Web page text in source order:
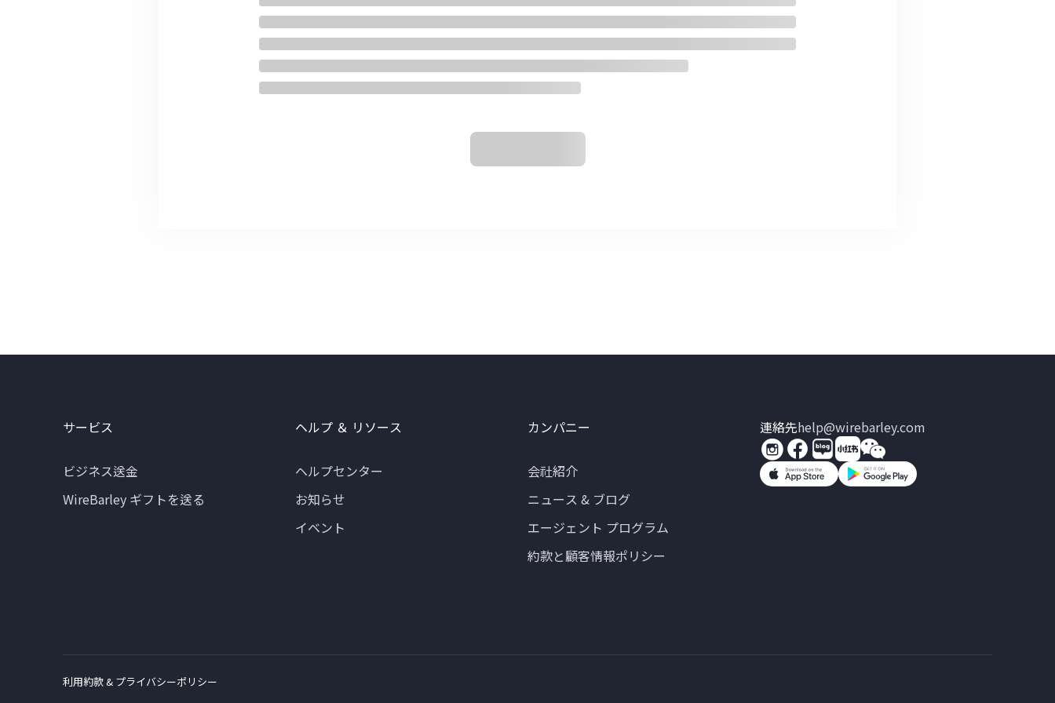
サービス
ビジネス送金
WireBarley ギフトを送る
ヘルプ ＆ リソース
ヘルプセンター
お知らせ
イベント
カンパニー
会社紹介
ニュース & ブログ
エージェント プログラム
約款と顧客情報ポリシー
連絡先help@wirebarley.com
利用約款 & プライバシーポリシー